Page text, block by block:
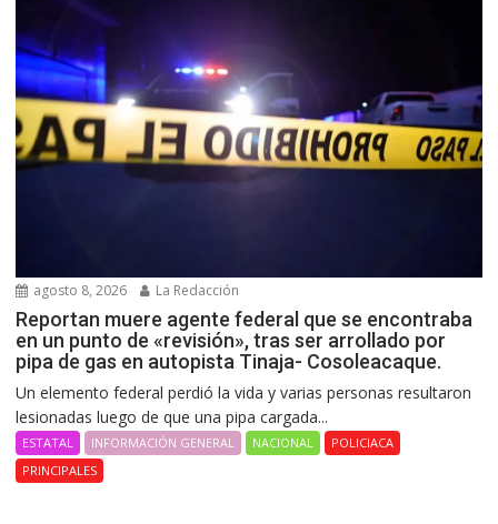
agosto 8, 2026 La Redacción
Reportan muere agente federal que se encontraba
en un punto de «revisión», tras ser arrollado por
pipa de gas en autopista Tinaja- Cosoleacaque.
Un elemento federal perdió la vida y varias personas resultaron
lesionadas luego de que una pipa cargada...
ESTATAL INFORMACIÓN GENERAL NACIONAL
POLICIACA
PRINCIPALES